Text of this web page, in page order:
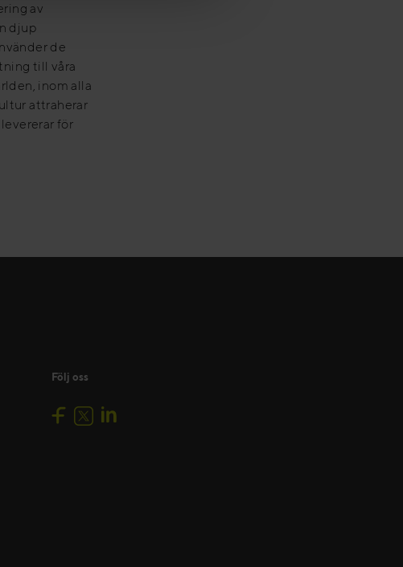
av
djup
de
till våra
inom alla
attraherar
för
Följ oss